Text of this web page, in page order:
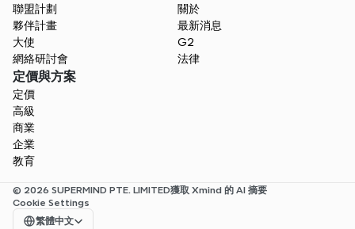
聯盟計劃
夥伴計畫
大使
網絡研討會
關於
最新消息
G2
法律
定價與方案
定價
高級
商業
企業
教育
© 2026 SUPERMIND PTE. LIMITED獲取 Xmind 的 AI 摘要
Cookie Settings
Select Language
繁體中文